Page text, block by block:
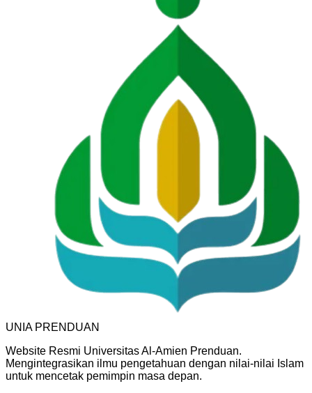
UNIA PRENDUAN
Website Resmi Universitas Al-Amien Prenduan.
Mengintegrasikan ilmu pengetahuan dengan nilai-nilai Islam
untuk mencetak pemimpin masa depan.